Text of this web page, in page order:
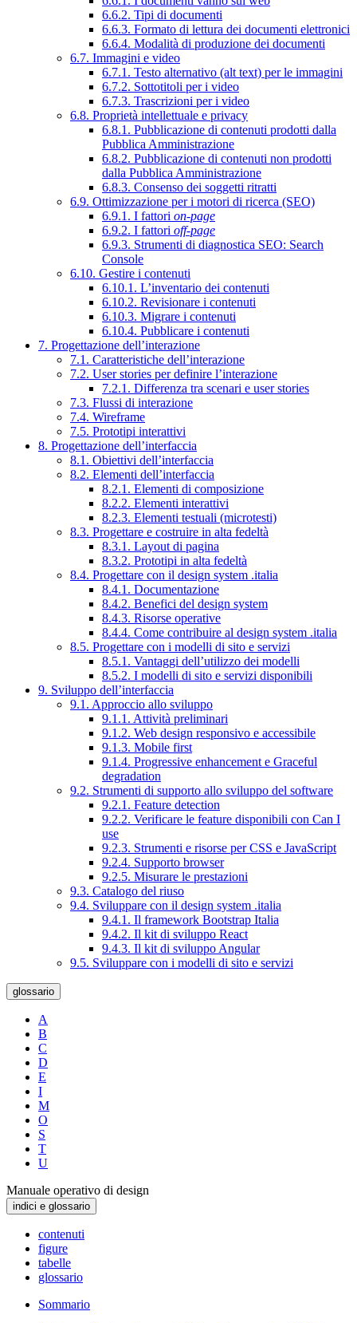
6.6.2. Tipi di documenti
6.6.3. Formato di lettura dei documenti elettronici
6.6.4. Modalità di produzione dei documenti
6.7. Immagini e video
6.7.1. Testo alternativo (alt text) per le immagini
6.7.2. Sottotitoli per i video
6.7.3. Trascrizioni per i video
6.8. Proprietà intellettuale e privacy
6.8.1. Pubblicazione di contenuti prodotti dalla
Pubblica Amministrazione
6.8.2. Pubblicazione di contenuti non prodotti
dalla Pubblica Amministrazione
6.8.3. Consenso dei soggetti ritratti
6.9. Ottimizzazione per i motori di ricerca (SEO)
6.9.1. I fattori on-page
6.9.2. I fattori off-page
6.9.3. Strumenti di diagnostica SEO: Search
Console
6.10. Gestire i contenuti
6.10.1. L’inventario dei contenuti
6.10.2. Revisionare i contenuti
6.10.3. Migrare i contenuti
6.10.4. Pubblicare i contenuti
7. Progettazione dell’interazione
7.1. Caratteristiche dell’interazione
7.2. User stories per definire l’interazione
7.2.1. Differenza tra scenari e user stories
7.3. Flussi di interazione
7.4. Wireframe
7.5. Prototipi interattivi
8. Progettazione dell’interfaccia
8.1. Obiettivi dell’interfaccia
8.2. Elementi dell’interfaccia
8.2.1. Elementi di composizione
8.2.2. Elementi interattivi
8.2.3. Elementi testuali (microtesti)
8.3. Progettare e costruire in alta fedeltà
8.3.1. Layout di pagina
8.3.2. Prototipi in alta fedeltà
8.4. Progettare con il design system .italia
8.4.1. Documentazione
8.4.2. Benefici del design system
8.4.3. Risorse operative
8.4.4. Come contribuire al design system .italia
8.5. Progettare con i modelli di sito e servizi
8.5.1. Vantaggi dell’utilizzo dei modelli
8.5.2. I modelli di sito e servizi disponibili
9. Sviluppo dell’interfaccia
9.1. Approccio allo sviluppo
9.1.1. Attività preliminari
9.1.2. Web design responsivo e accessibile
9.1.3. Mobile first
9.1.4. Progressive enhancement e Graceful
degradation
9.2. Strumenti di supporto allo sviluppo del software
9.2.1. Feature detection
9.2.2. Verificare le feature disponibili con Can I
use
9.2.3. Strumenti e risorse per CSS e JavaScript
9.2.4. Supporto browser
9.2.5. Misurare le prestazioni
9.3. Catalogo del riuso
9.4. Sviluppare con il design system .italia
9.4.1. Il framework Bootstrap Italia
9.4.2. Il kit di sviluppo React
9.4.3. Il kit di sviluppo Angular
9.5. Sviluppare con i modelli di sito e servizi
glossario
A
B
C
D
E
I
M
O
S
T
U
Manuale operativo di design
indici e glossario
contenuti
figure
tabelle
glossario
Sommario